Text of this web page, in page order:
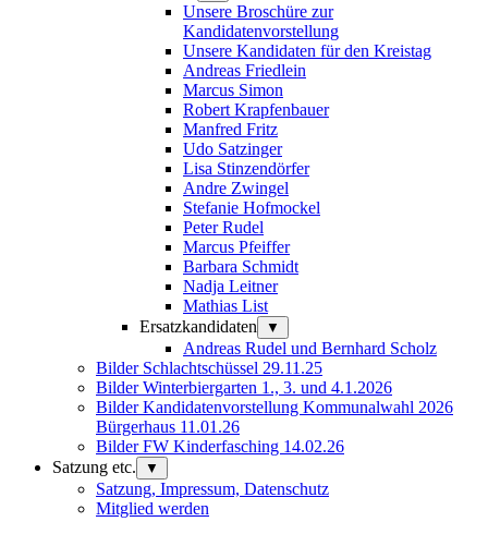
Unsere Broschüre zur
Kandidatenvorstellung
Unsere Kandidaten für den Kreistag
Andreas Friedlein
Marcus Simon
Robert Krapfenbauer
Manfred Fritz
Udo Satzinger
Lisa Stinzendörfer
Andre Zwingel
Stefanie Hofmockel
Peter Rudel
Marcus Pfeiffer
Barbara Schmidt
Nadja Leitner
Mathias List
Ersatzkandidaten
▼
Andreas Rudel und Bernhard Scholz
Bilder Schlachtschüssel 29.11.25
Bilder Winterbiergarten 1., 3. und 4.1.2026
Bilder Kandidatenvorstellung Kommunalwahl 2026
Bürgerhaus 11.01.26
Bilder FW Kinderfasching 14.02.26
Satzung etc.
▼
Satzung, Impressum, Datenschutz
Mitglied werden